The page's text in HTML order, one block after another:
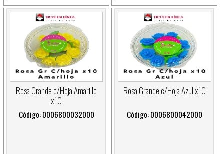
Rosa Grande c/Hoja Amarillo
x10
Código: 0006800032000
Rosa Grande c/Hoja Azul x10
Código: 0006800042000